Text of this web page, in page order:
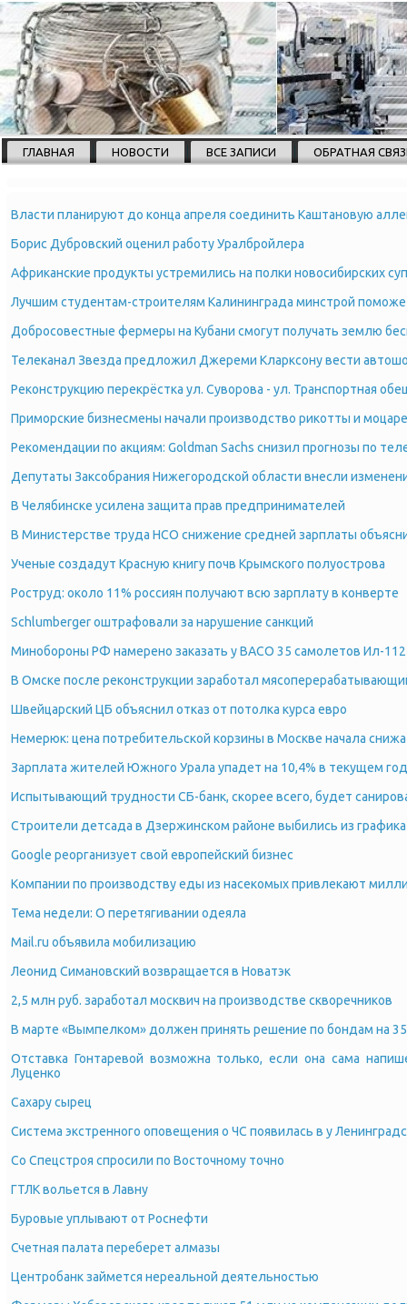
ГЛАВНАЯ НОВОСТИ ВСЕ ЗАПИСИ ОБРАТНАЯ
Власти планируют до конца апреля соединить Каштановую
Борис Дубровский оценил работу Уралбройлера
Африканские продукты устремились на полки новосибирских
Лучшим студентам-строителям Калининграда минстрой
Добросовестные фермеры на Кубани смогут получать землю
Телеканал Звезда предложил Джереми Кларксону вести
Реконструкцию перекрёстка ул. Суворова - ул. Транспортная
Приморские бизнесмены начали производство рикотты и
Рекомендации по акциям: Goldman Sachs снизил прогнозы по
Депутаты Заксобрания Нижегородской области внесли
В Челябинске усилена защита прав предпринимателей
В Министерстве труда НСО снижение средней зарплаты
Ученые создадут Красную книгу почв Крымского полуострова
Роструд: около 11% россиян получают всю зарплату в конверте
Schlumberger оштрафовали за нарушение санкций
Минобороны РФ намерено заказать у ВАСО 35 самолетов Ил-112
В Омске после реконструкции заработал
Швейцарский ЦБ объяснил отказ от потолка курса евро
Немерюк: цена потребительской корзины в Москве начала
Зарплата жителей Южного Урала упадет на 10,4% в текущем
Испытывающий трудности СБ-банк, скорее всего, будет
Строители детсада в Дзержинском районе выбились из графика
Google реорганизует свой европейский бизнес
Компании по производству еды из насекомых привлекают
Тема недели: О перетягивании одеяла
Mail.ru объявила мобилизацию
Леонид Симановский возвращается в Новатэк
2,5 млн руб. заработал москвич на производстве скворечников
В марте «Вымпелком» должен принять решение по бондам на
Отставка Гонтаревой возможна только, если она сама
Луценко
Сахару сырец
Система экстренного оповещения о ЧС появилась в у
Со Спецстроя спросили по Восточному точно
ГТЛК вольется в Лавну
Буровые уплывают от Роснефти
Счетная палата переберет алмазы
Центробанк займется нереальной деятельностью